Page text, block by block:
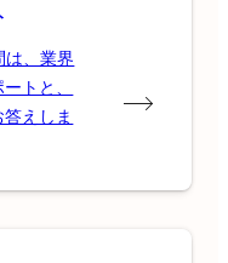
は、業界
トと、
えしま